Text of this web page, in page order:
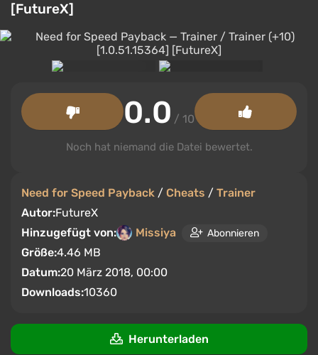
[FutureX]
Need for Speed Payback / Cheats / Trainer
Autor:FutureX
Hinzugefügt von:
Missiya Abonnieren
Größe:4.46 MB
Datum:20 März 2018, 00:00
Downloads:10360
0.0 / 10
Noch hat niemand die Datei bewertet.
Herunterladen